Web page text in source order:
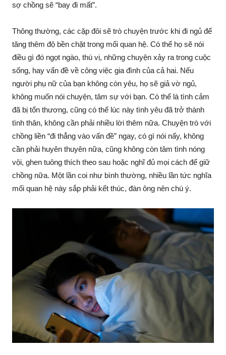
sợ chồng sẽ “bay đi mất”.
Thông thường, các cặp đôi sẽ trò chuyện trước khi đi ngủ để
tăng thêm độ bền chặt trong mối quan hệ. Có thể họ sẽ nói
điều gì đó ngọt ngào, thú vị, những chuyện xảy ra trong cuộc
sống, hay vấn đề về công việc gia đình của cả hai. Nếu
người phụ nữ của bạn không còn yêu, họ sẽ giả vờ ngủ,
không muốn nói chuyện, tâm sự với bạn. Có thể là tình cảm
đã bị tổn thương, cũng có thể lúc này tình yêu đã trở thành
tình thân, không cần phải nhiều lời thêm nữa. Chuyện trò với
chồng liền “đi thẳng vào vấn đề” ngay, có gì nói nấy, không
cần phải huyên thuyên nữa, cũng không còn tâm tình nóng
vội, ghen tuông thích theo sau hoặc nghĩ đủ mọi cách để giữ
chồng nữa. Một lần coi như bình thường, nhiều lần tức nghĩa
mối quan hệ này sắp phải kết thúc, đàn ông nên chú ý.